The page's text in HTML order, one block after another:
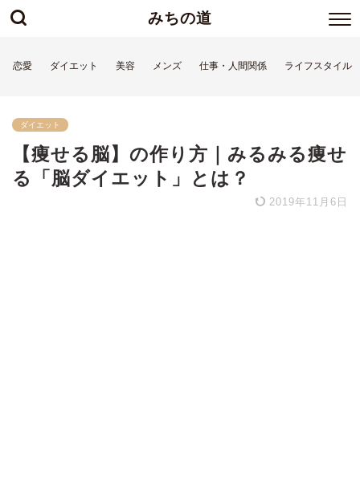
みちの道
恋愛 ダイエット 美容 メンズ 仕事・人間関係 ライフスタイル
ダイエット
【痩せる脳】の作り方｜みるみる痩せ
る「脳ダイエット」とは？
2019年11月6日